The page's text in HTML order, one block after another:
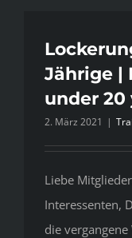
Jährige |
under 20
2. März 2021 |
Liebe
Interessenten,
die